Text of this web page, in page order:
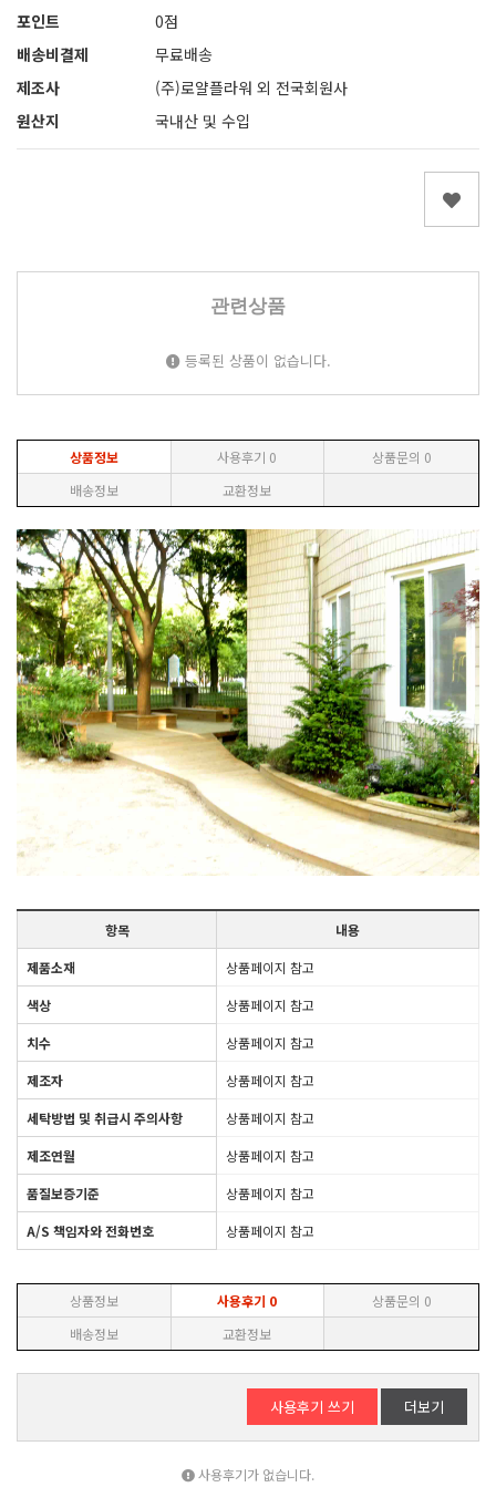
포인트
0점
배송비결제
무료배송
제조사
(주)로얄플라워 외 전국회원사
원산지
국내산 및 수입
관련상품
등록된 상품이 없습니다.
상품정보 사용후기 0 상품문의 0
배송정보
교환정보
항목
내용
제품소재
상품페이지 참고
색상
상품페이지 참고
치수
상품페이지 참고
제조자
상품페이지 참고
세탁방법 및 취급시 주의사항
상품페이지 참고
제조연월
상품페이지 참고
품질보증기준
상품페이지 참고
A/S 책임자와 전화번호
상품페이지 참고
상품정보 사용후기 0 상품문의 0
배송정보
교환정보
사용후기 쓰기 더보기
사용후기가 없습니다.